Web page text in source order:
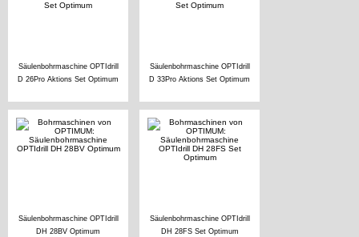
Säulenbohrmaschine OPTIdrill
D 26Pro Aktions Set Optimum
Säulenbohrmaschine OPTIdrill
D 33Pro Aktions Set Optimum
Säulenbohrmaschine OPTIdrill
DH 28BV Optimum
Säulenbohrmaschine OPTIdrill
DH 28FS Set Optimum